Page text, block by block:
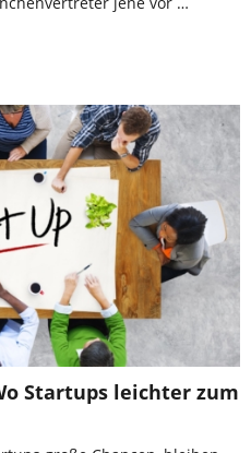
Startups leichter zum